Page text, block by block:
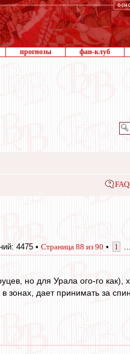
прогнозы фан-клуб
FAQ
4475 • Страница 88 из 90 • 1
но для Урала ого-го как),
зонах, дает принимать за